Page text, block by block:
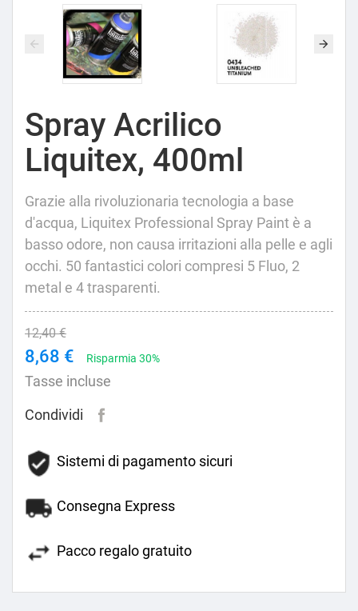
Spray Acrilico
Liquitex, 400ml
Grazie alla rivoluzionaria tecnologia a base
d'acqua, Liquitex Professional Spray Paint è a
basso odore, non causa irritazioni alla pelle e agli
occhi. 50 fantastici colori compresi 5 Fluo, 2
metal e 4 trasparenti.
12,40 €
8,68 € Risparmia 30%
Tasse incluse
Condividi
Sistemi di pagamento sicuri
Consegna Express
Pacco regalo gratuito